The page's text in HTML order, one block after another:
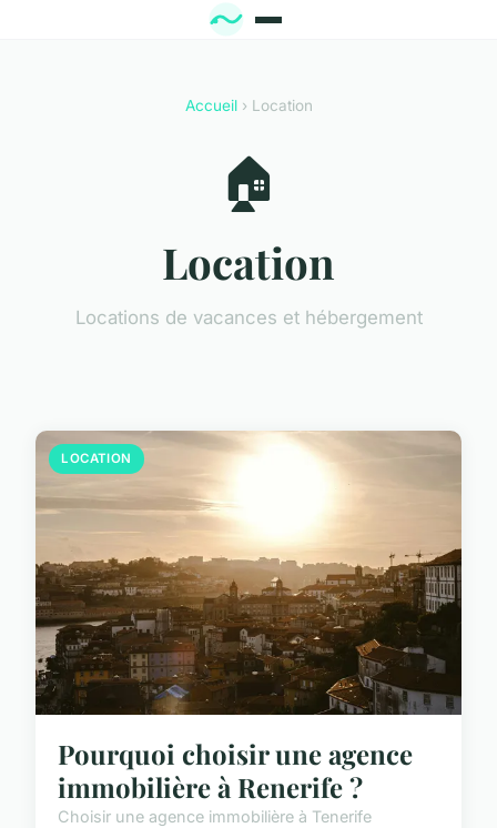
Accueil› Location
🏠
Location
Locations de vacances et hébergement
LOCATION
Pourquoi choisir une agence
immobilière à Renerife ?
Choisir une agence immobilière à Tenerife